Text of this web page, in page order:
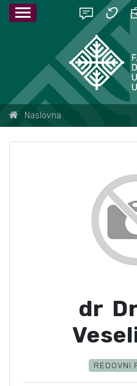
Naslovna
dr
REDOVNI